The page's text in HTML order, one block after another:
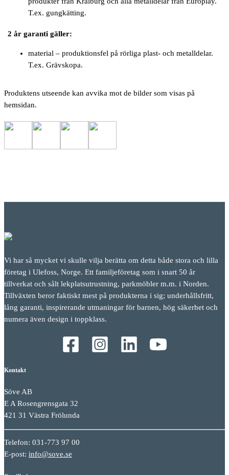
T.ex. gungkätting.
2 år garanti gäller:
material – produktionsfel på rörliga plast- och metalldelar.
T.ex. Grävskopa.
Produktens utseende kan avvika mot de bilder som visas på
hemsidan.
Vi har så mycket vi skulle vilja berätta om detta både stora och lilla
företag i Ulefoss, Norge. Ett familjeföretag som i snart 50 år
tillverkat och sålt lekplatsutrustning, parkmöbler m.m. i Norden.
Tillväxten beror faktiskt mest på produkterna i sig; underhållsfritt,
lång garanti, inspirerande utmaningar för barnen, hög säkerhet och
numera även design i toppklass.
Kontakt
Söve AB
E A Rosengrensgata 32
421 31 Västra Frölunda
Telefon: 031-773 97 00
E-post: info@sove.se